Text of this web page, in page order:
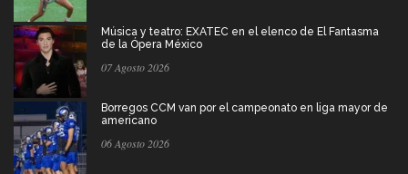
Música y teatro: EXATEC en el elenco de El Fantasma
de la Ópera México
07 Agosto 2026
Borregos CCM van por el campeonato en liga mayor de
americano
06 Agosto 2026